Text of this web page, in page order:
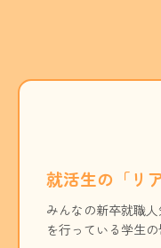
就活生の「リ
みんなの新卒就職
を行っている学生